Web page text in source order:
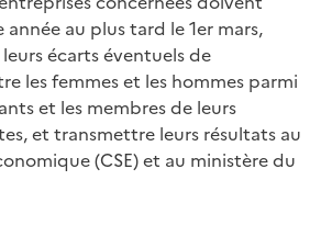
au plus tard le 1er mars,
écarts éventuels de
les femmes et les hommes parmi
et les membres de leurs
et transmettre leurs résultats au
(CSE) et au ministère du